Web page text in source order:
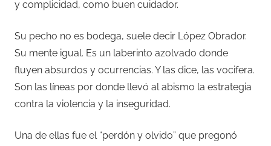
y complicidad, como buen cuidador.
Su pecho no es bodega, suele decir López Obrador.
Su mente igual. Es un laberinto azolvado donde
fluyen absurdos y ocurrencias. Y las dice, las vocifera.
Son las líneas por donde llevó al abismo la estrategia
contra la violencia y la inseguridad.
Una de ellas fue el “perdón y olvido” que pregonó